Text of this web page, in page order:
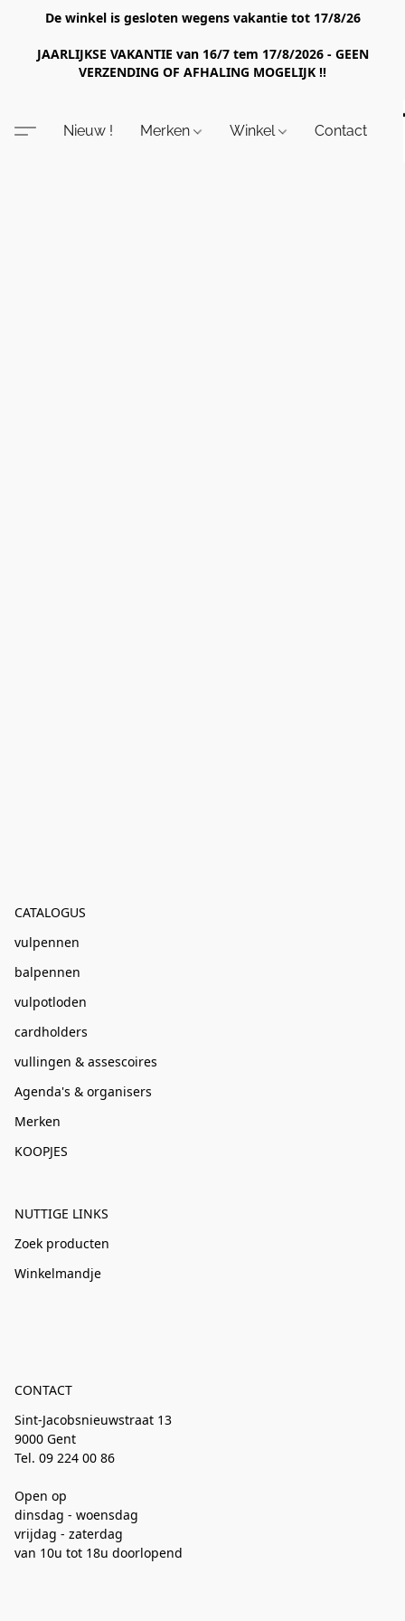
De winkel is gesloten wegens vakantie tot 17/8/26
JAARLIJKSE VAKANTIE van 16/7 tem 17/8/2026 - GEEN
VERZENDING OF AFHALING MOGELIJK !!
Nieuw ! Merken Winkel Contact
CATALOGUS
vulpennen
balpennen
vulpotloden
cardholders
vullingen & assescoires
Agenda's & organisers
Merken
KOOPJES
NUTTIGE LINKS
Zoek producten
Winkelmandje
CONTACT
Sint-Jacobsnieuwstraat 13
9000 Gent
Tel. 09 224 00 86
Open op
dinsdag - woensdag
vrijdag - zaterdag
van 10u tot 18u doorlopend